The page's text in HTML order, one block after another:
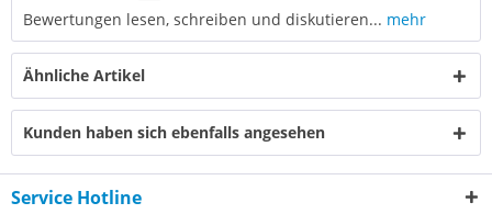
Bewertungen lesen, schreiben und diskutieren... mehr
Ähnliche Artikel
Kunden haben sich ebenfalls angesehen
Service Hotline